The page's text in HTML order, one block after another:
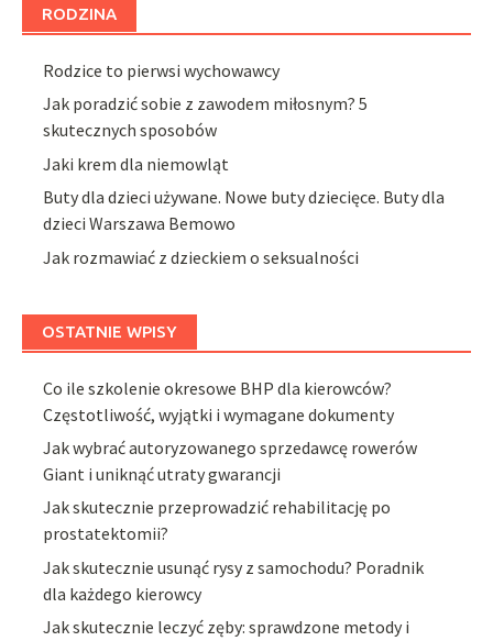
RODZINA
Rodzice to pierwsi wychowawcy
Jak poradzić sobie z zawodem miłosnym? 5
skutecznych sposobów
Jaki krem dla niemowląt
Buty dla dzieci używane. Nowe buty dziecięce. Buty dla
dzieci Warszawa Bemowo
Jak rozmawiać z dzieckiem o seksualności
OSTATNIE WPISY
Co ile szkolenie okresowe BHP dla kierowców?
Częstotliwość, wyjątki i wymagane dokumenty
Jak wybrać autoryzowanego sprzedawcę rowerów
Giant i uniknąć utraty gwarancji
Jak skutecznie przeprowadzić rehabilitację po
prostatektomii?
Jak skutecznie usunąć rysy z samochodu? Poradnik
dla każdego kierowcy
Jak skutecznie leczyć zęby: sprawdzone metody i